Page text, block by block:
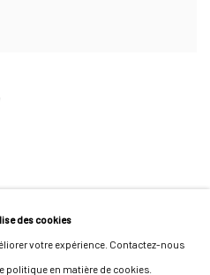
des cookies
votre expérience. Contactez-nous
politique en matière de cookies.